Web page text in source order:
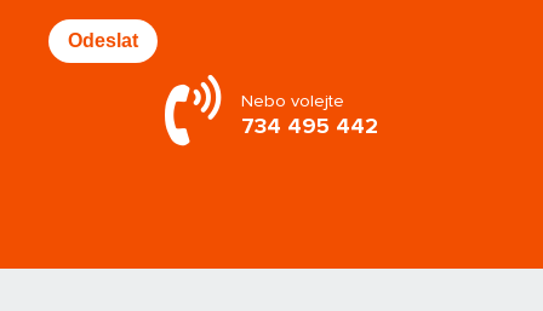
Odeslat
Nebo volejte
734 495 442